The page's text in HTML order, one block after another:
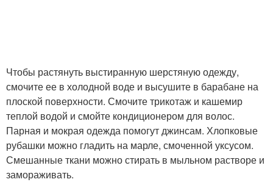
Чтобы растянуть выстиранную шерстяную одежду,
смочите ее в холодной воде и высушите в барабане на
плоской поверхности. Смочите трикотаж и кашемир
теплой водой и смойте кондиционером для волос.
Парная и мокрая одежда помогут джинсам. Хлопковые
рубашки можно гладить на марле, смоченной уксусом.
Смешанные ткани можно стирать в мыльном растворе и
замораживать.